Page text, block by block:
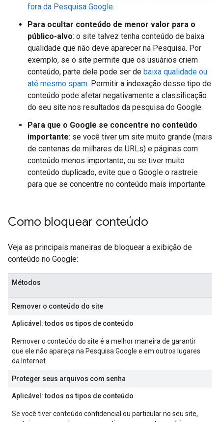
fora da Pesquisa Google.
Para ocultar conteúdo de menor valor para o
público-alvo: o site talvez tenha conteúdo de baixa
qualidade que não deve aparecer na Pesquisa. Por
exemplo, se o site permite que os usuários criem
conteúdo, parte dele pode ser de baixa qualidade ou
até mesmo spam. Permitir a indexação desse tipo de
conteúdo pode afetar negativamente a classificação
do seu site nos resultados da pesquisa do Google.
Para que o Google se concentre no conteúdo
importante: se você tiver um site muito grande (mais
de centenas de milhares de URLs) e páginas com
conteúdo menos importante, ou se tiver muito
conteúdo duplicado, evite que o Google o rastreie
para que se concentre no conteúdo mais importante.
Como bloquear conteúdo
Veja as principais maneiras de bloquear a exibição de
conteúdo no Google:
Métodos
Remover o conteúdo do site
Aplicável: todos os tipos de conteúdo
Remover o conteúdo do site é a melhor maneira de garantir
que ele não apareça na Pesquisa Google e em outros lugares
da Internet.
Proteger seus arquivos com senha
Aplicável: todos os tipos de conteúdo
Se você tiver conteúdo confidencial ou particular no seu site,